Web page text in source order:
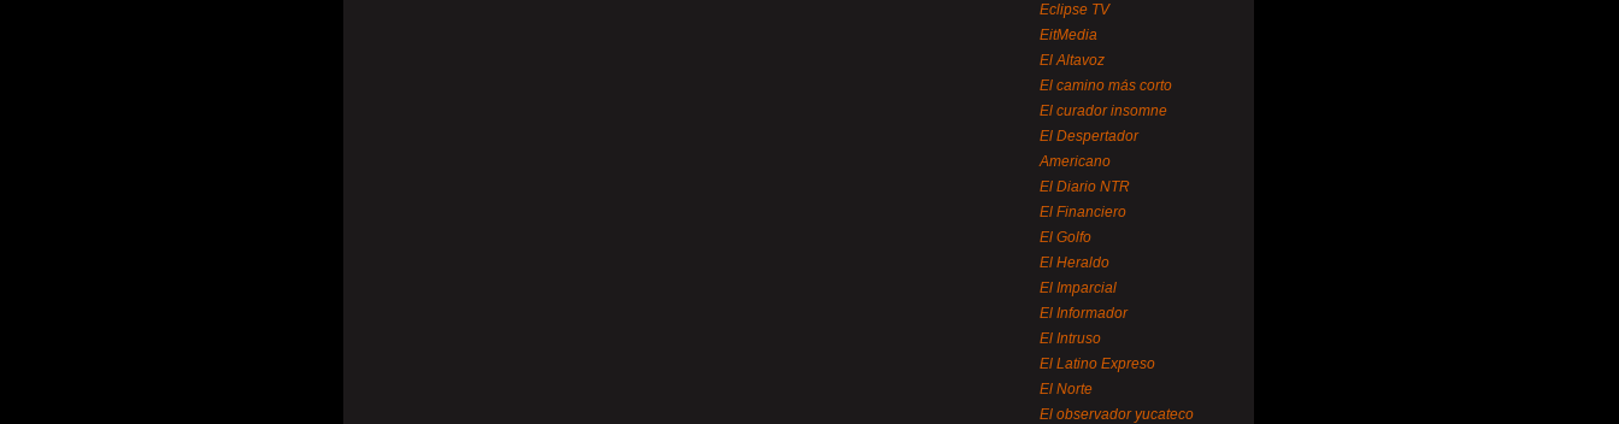
Eclipse TV
EitMedia
El Altavoz
El camino más corto
El curador insomne
El Despertador
Americano
El Diario NTR
El Financiero
El Golfo
El Heraldo
El Imparcial
El Informador
El Intruso
El Latino Expreso
El Norte
El observador yucateco